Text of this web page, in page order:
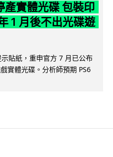
實體光碟 包裝印
1 月後不出光碟遊
貼紙，重申官方 7 月已公布
實體光碟。分析師預期 PS6